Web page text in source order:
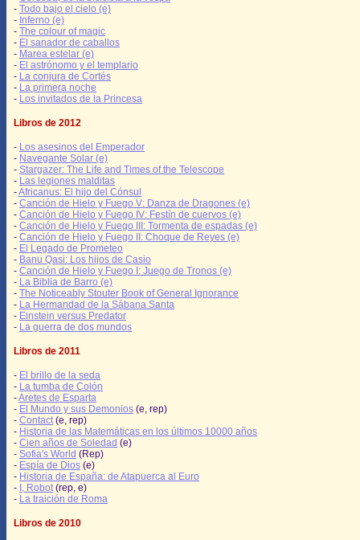
- Todo bajo el cielo (e)
- Inferno (e)
- The colour of magic
- El sanador de caballos
- Marea estelar (e)
- El astrónomo y el templario
- La conjura de Cortés
- La primera noche
- Los invitados de la Princesa
Libros de 2012
- Los asesinos del Emperador
- Navegante Solar (e)
- Stargazer: The Life and Times of the Telescope
- Las legiones malditas
-Africanus: El hijo del Cónsul
- Canción de Hielo y Fuego V: Danza de Dragones (e)
- Canción de Hielo y Fuego IV: Festín de cuervos (e)
- Canción de Hielo y Fuego III: Tormenta de espadas (e)
- Canción de Hielo y Fuego II: Choque de Reyes (e)
- El Legado de Prometeo
- Banu Qasi: Los hijos de Casio
- Canción de Hielo y Fuego I: Juego de Tronos (e)
- La Biblia de Barro (e)
- The Noticeably Stouter Book of General Ignorance
- La Hermandad de la Sábana Santa
- Einstein versus Predator
- La guerra de dos mundos
Libros de 2011
- El brillo de la seda
- La tumba de Colón
-Aretes de Esparta
- El Mundo y sus Demonios (e, rep)
- Contact (e, rep)
- Historia de las Matemáticas en los últimos 10000 años
- Cien años de Soledad (e)
- Sofia's World (Rep)
- Espía de Dios (e)
- Historia de España: de Atapuerca al Euro
- I, Robot (rep, e)
- La traición de Roma
Libros de 2010